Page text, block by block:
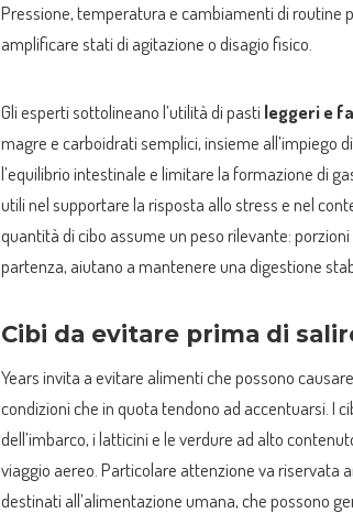
Pressione, temperatura e cambiamenti di routine
amplificare stati di agitazione o disagio fisico.
Gli esperti sottolineano l’utilità di pastileggeri e
magre e carboidrati semplici, insieme all’impiego di
l’equilibrio intestinale e limitare la formazione di
utili nel supportare la risposta allo stress e nel
quantità di cibo assume un peso rilevante:
partenza, aiutano a mantenere una digestione
Cibi da evitare prima di
Years invita a evitare alimenti che possono
condizioni che in quota tendono ad accentuarsi. I
dell’imbarco, i latticini e le verdure ad alto
viaggio aereo. Particolare attenzione va riservata
destinati all’alimentazione umana, che possono